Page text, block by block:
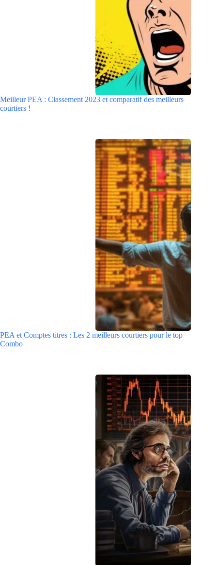
Meilleur PEA : Classement 2023 et comparatif des meilleurs
courtiers !
PEA et Comptes titres : Les 2 meilleurs courtiers pour le top
Combo